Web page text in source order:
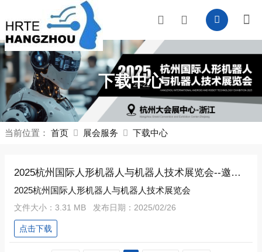
下载中心
当前位置： 首页 展会服务 下载中心
2025杭州国际人形机器人与机器人技术展览会--邀请函
2025杭州国际人形机器人与机器人技术展览会
文件大小：3.31 MB 发布日期：2025/02/26
点击下载